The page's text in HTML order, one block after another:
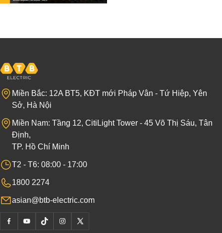
Miền Bắc: 12A BT5, KĐT mới Pháp Vân - Tứ Hiệp, Yên
Sở, Hà Nội
Miền Nam: Tầng 12, CitiLight Tower - 45 Võ Thị Sáu, Tân
Định,
TP. Hồ Chí Minh
T2 - T6: 08:00 - 17:00
1800 2274
asian@btb-electric.com